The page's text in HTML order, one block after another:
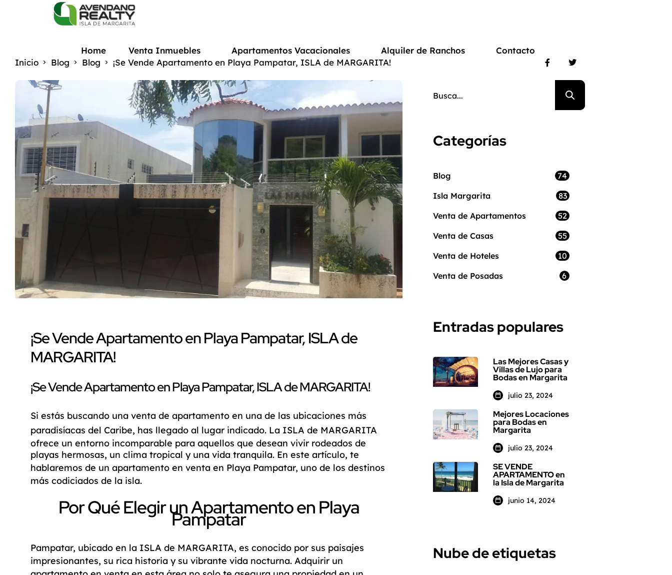
Home Venta Inmuebles Apartamentos Vacacionales Alquiler de Ranchos
Contacto
Inicio
Blog Blog ¡Se Vende Apartamento en Playa Pampatar, ISLA de MARGARITA!
¡Se Vende Apartamento en Playa Pampatar, ISLA de
MARGARITA!
¡Se Vende Apartamento en Playa Pampatar, ISLA de MARGARITA!
Si estás buscando una venta de apartamento en una de las ubicaciones más
paradisíacas del Caribe, has llegado al lugar indicado. La ISLA de MARGARITA
ofrece un entorno incomparable para aquellos que desean vivir rodeados de
playas hermosas, un clima tropical y una vida tranquila. En este artículo, te
hablaremos de un apartamento en venta en Playa Pampatar, uno de los destinos
más codiciados de la isla.
Por Qué Elegir un Apartamento en Playa
Pampatar
Pampatar, ubicado en la ISLA de MARGARITA, es conocido por sus paisajes
impresionantes, su rica historia y su vibrante vida nocturna. Adquirir un
Categorías
Blog 74
Isla Margarita 83
Venta de Apartamentos 52
Venta de Casas 55
Venta de Hoteles 10
Venta de Posadas 6
Entradas populares
Las Mejores Casas y
Villas de Lujo para
Bodas en Margarita
julio 23, 2024
Mejores Locaciones
para Bodas en
Margarita
julio 23, 2024
SE VENDE
APARTAMENTO en
la Isla de Margarita
junio 14, 2024
Nube de etiquetas